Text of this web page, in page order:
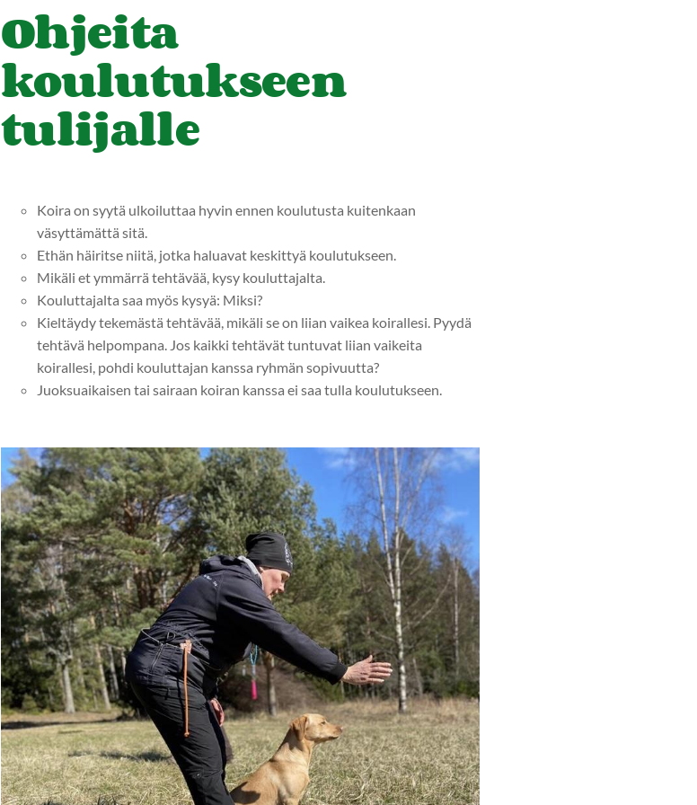
Ohjeita
koulutukseen
tulijalle
Koira on syytä ulkoiluttaa hyvin ennen koulutusta kuitenkaan
väsyttämättä sitä.
Ethän häiritse niitä, jotka haluavat keskittyä koulutukseen.
Mikäli et ymmärrä tehtävää, kysy kouluttajalta.
Kouluttajalta saa myös kysyä: Miksi?
Kieltäydy tekemästä tehtävää, mikäli se on liian vaikea koirallesi. Pyydä
tehtävä helpompana. Jos kaikki tehtävät tuntuvat liian vaikeita
koirallesi, pohdi kouluttajan kanssa ryhmän sopivuutta?
Juoksuaikaisen tai sairaan koiran kanssa ei saa tulla koulutukseen.